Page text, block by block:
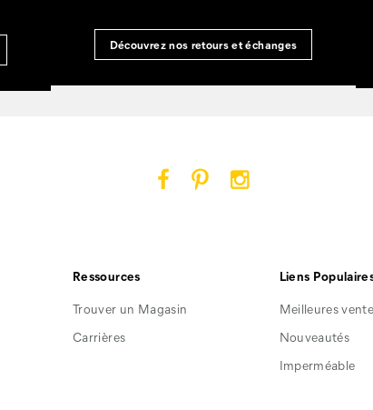
Découvrez nos retours et échanges
Ressources
Trouver un Magasin
Carrières
Liens
Meilleures
Nouveautés
Imperméable